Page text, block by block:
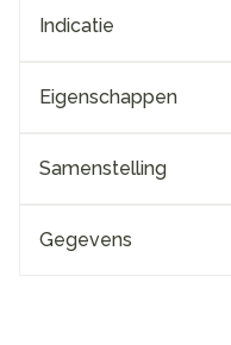
Indicatie
Eigenschappen
Samenstelling
Gegevens